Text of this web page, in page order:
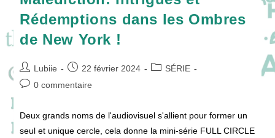
Rédemptions dans les Ombres
de New York !
Auteur/autrice
de
Lubiie
Publication
publiée :
22 février 2024
PostSÉRIE
Commentaires
publication :
0 commentaire
Deux grands noms de l'audiovisuel s'allient pour former un
seul et unique cercle, cela donne la mini-série FULL CIRCLE